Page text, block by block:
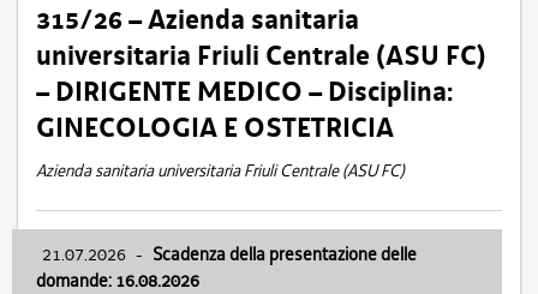
315/26 – Azienda sanitaria
universitaria Friuli Centrale (ASU FC)
– DIRIGENTE MEDICO – Disciplina:
GINECOLOGIA E OSTETRICIA
Azienda sanitaria universitaria Friuli Centrale (ASU FC)
21.07.2026 - Scadenza della presentazione delle
domande: 16.08.2026